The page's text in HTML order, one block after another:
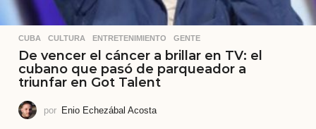
CUBA ,CULTURA ,ENTRETENIMIENTO ,GENTE
De vencer el cáncer a brillar en TV: el
cubano que pasó de parqueador a
triunfar en Got Talent
por Enio Echezábal Acosta